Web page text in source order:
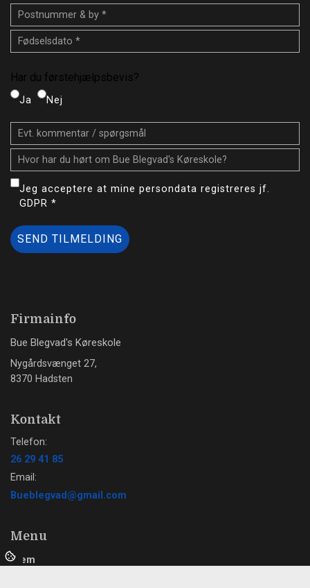
Førstehjælpsbevis
Har du førstehjælpsbevis?
Ja Nej
Jeg acceptere at mine persondata registreres jf.
GDPR *
Firmainfo
Bue Blegvad's Køreskole
Nygårdsvænget 27,
8370 Hadsten
Kontakt
Telefon:
26 29 41 85
Email:
Bueblegvad@gmail.com
Menu
Hjem